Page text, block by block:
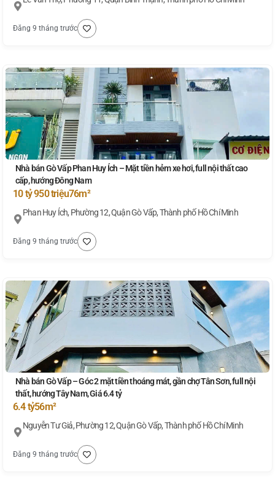
Đăng 9 tháng trước
Nhà bán Gò Vấp Phan Huy Ích – Mặt tiền hẻm xe hơi, full nội thất cao
cấp, hướng Đông Nam
10 tỷ 950 triệu76m²
Phan Huy Ích, Phường 12, Quận Gò Vấp, Thành phố Hồ Chí Minh
Đăng 9 tháng trước
Nhà bán Gò Vấp – Góc 2 mặt tiền thoáng mát, gần chợ Tân Sơn, full nội
thất, hướng Tây Nam, Giá 6.4 tỷ
6.4 tỷ56m²
Nguyễn Tư Giả, Phường 12, Quận Gò Vấp, Thành phố Hồ Chí Minh
Đăng 9 tháng trước